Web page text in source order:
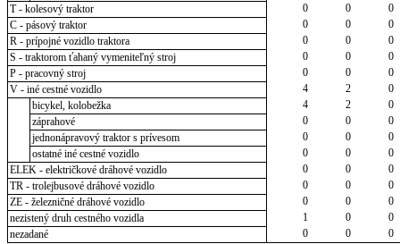
T - kolesový traktor
0 0
0
C - pásový traktor
0 0
0
R - prípojné vozidlo traktora
0 0
0
S - traktorom ťahaný vymeniteľný stroj
0 0
0
P - pracovný stroj
0 0
0
V - iné cestné vozidlo
4 2
0
bicykel, kolobežka
4 2
0
záprahové
0 0
0
jednonápravový traktor s prívesom
0 0
0
ostatné iné cestné vozidlo
0 0
0
ELEK - električkové dráhové vozidlo
0 0
0
TR - trolejbusové dráhové vozidlo
0 0
0
ZE - železničné dráhové vozidlo
0 0
0
nezistený druh cestného vozidla
1 0
0
nezadané
0 0 0